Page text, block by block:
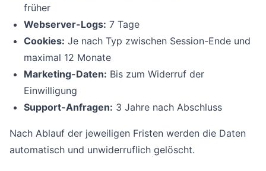
früher
Webserver-Logs: 7 Tage
Cookies: Je nach Typ zwischen Session-Ende und
maximal 12 Monate
Marketing-Daten: Bis zum Widerruf der
Einwilligung
Support-Anfragen: 3 Jahre nach Abschluss
Nach Ablauf der jeweiligen Fristen werden die Daten
automatisch und unwiderruflich gelöscht.